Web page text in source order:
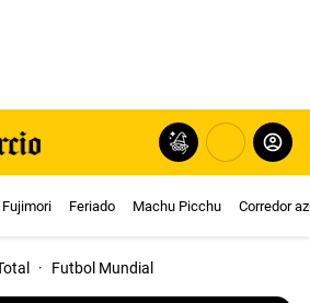
Feriado Machu Picchu Corredor
· Futbol Mundial